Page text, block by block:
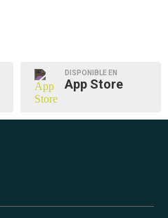
DISPONIBLE EN
App Store